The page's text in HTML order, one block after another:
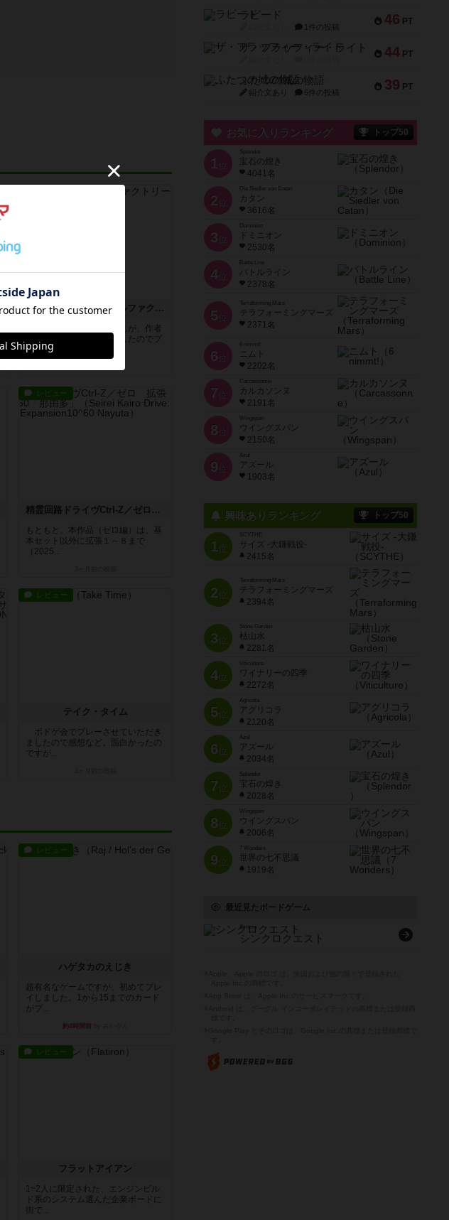
エコロジ（エコロジカルファクトリー）
まだ発売されていませんが、作者
さんから寄贈いただきましたのでプ
レーし...
レビュー
精霊回路ドライヴCtrl-Z／ゼロ 拡張10^60「那由多」
もともと、本作品（ゼロ編）は、基
本セット以外に拡張１～８まで
（2025...
レビュー
テイク・タイム
ボドゲ会でプレーさせていただき
ましたので感想など。面白かったの
ですが...
レビュー
ハゲタカのえじき
超有名なゲームですが、初めてプレ
イしました。1から15までのカード
がプ...
約4時間前
レビュー
フラットアイアン
1~2人に限定された、エンジンビル
ド系のシステム選んだ企業ボードに
街で...
46 PT
ラピード
1件の投稿
44 PT
ザ・フラッフィー・ライト
39 PT
ふたつの城の物語
紹介文あり 6件の投稿
お気に入りランキング トップ50
1 位
宝石の煌き
4041名
2 位
Die Siedler von Catan
カタン
3616名
3 位
ドミニオン
2530名
4位
Battle Line
バトルライン
2378名
5 位
Terraforming Mars
テラフォーミングマーズ
2371名
6 位
ニムト
2202名
7 位
Carcassonne
カルカソンヌ
2191名
8 位
Wingspan
ウイングスパン
2150名
9 位
Azul
アズール
1903名
興味ありランキング トップ50
1位
SCYTHE
サイズ -大鎌戦役-
2415名
2位
Terraforming Mars
テラフォーミングマーズ
2394名
3位
Stone Garden
枯山水
2281名
4位
Viticulture
ワイナリーの四季
2272名
5位
Agricola
アグリコラ
2120名
6位
Azul
アズール
2034名
7位
宝石の煌き
2028名
8位
Wingspan
ウイングスパン
2006名
9位
7 Wonders
世界の七不思議
1919名
最近見たボードゲーム
Syncro
シンクロクエスト